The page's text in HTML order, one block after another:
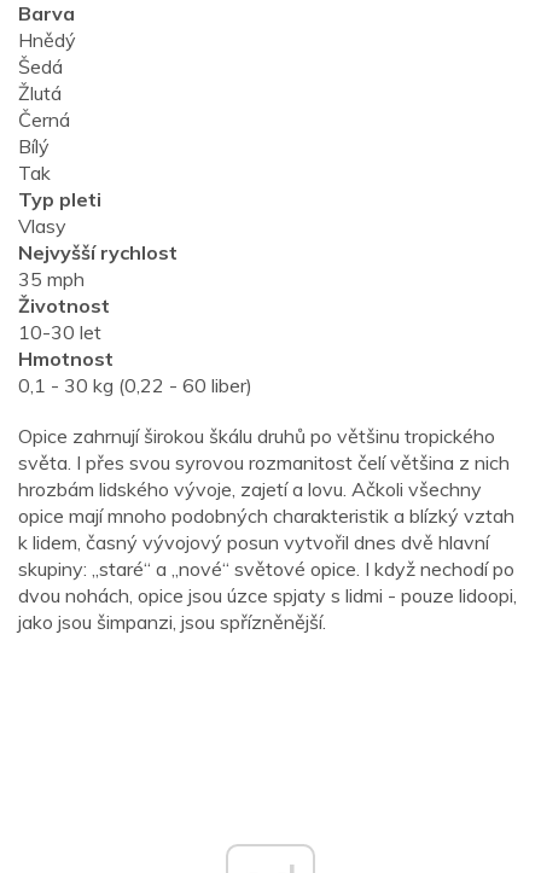
Barva
Hnědý
Šedá
Žlutá
Černá
Bílý
Tak
Typ pleti
Vlasy
Nejvyšší rychlost
35 mph
Životnost
10-30 let
Hmotnost
0,1 - 30 kg (0,22 - 60 liber)
Opice zahrnují širokou škálu druhů po většinu tropického
světa. I přes svou syrovou rozmanitost čelí většina z nich
hrozbám lidského vývoje, zajetí a lovu. Ačkoli všechny
opice mají mnoho podobných charakteristik a blízký vztah
k lidem, časný vývojový posun vytvořil dnes dvě hlavní
skupiny: „staré“ a „nové“ světové opice. I když nechodí po
dvou nohách, opice jsou úzce spjaty s lidmi - pouze lidoopi,
jako jsou šimpanzi, jsou spřízněnější.